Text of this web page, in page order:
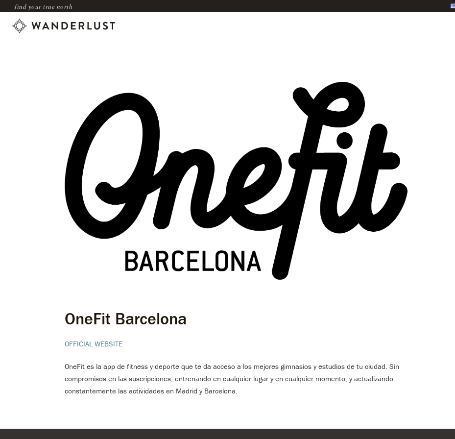
find your true north
OneFit Barcelona
OFFICIAL WEBSITE
OneFit es la app de fitness y deporte que te da acceso a los mejores gimnasios y estudios de tu ciudad. Sin
compromisos en las suscripciones, entrenando en cualquier lugar y en cualquier momento, y actualizando
constantemente las actividades en Madrid y Barcelona.